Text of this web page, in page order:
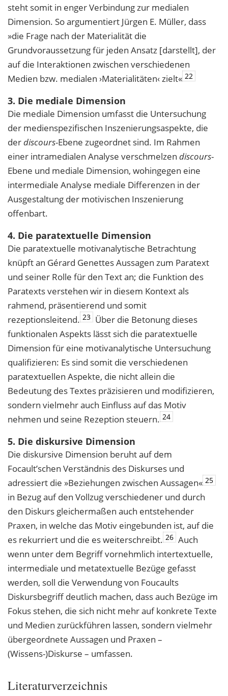
steht somit in enger Verbindung zur medialen
Dimension. So argumentiert Jürgen E. Müller, dass
»die Frage nach der Materialität die
Grundvoraussetzung für jeden Ansatz [darstellt], der
auf die Interaktionen zwischen verschiedenen
Medien bzw. medialen ›Materialitäten‹ zielt« 22
3. Die mediale Dimension
Die mediale Dimension umfasst die Untersuchung
der medienspezifischen Inszenierungsaspekte, die
derdiscours-Ebene zugeordnet sind. Im Rahmen
einer intramedialen Analyse verschmelzen discours-
Ebene und mediale Dimension, wohingegen eine
intermediale Analyse mediale Differenzen in der
Ausgestaltung der motivischen Inszenierung
offenbart.
4. Die paratextuelle Dimension
Die paratextuelle motivanalytische Betrachtung
knüpft an Gérard Genettes Aussagen zum Paratext
und seiner Rolle für den Text an; die Funktion des
Paratexts verstehen wir in diesem Kontext als
rahmend, präsentierend und somit
rezeptionsleitend. 23 Über die Betonung dieses
funktionalen Aspekts lässt sich die paratextuelle
Dimension für eine motivanalytische Untersuchung
qualifizieren: Es sind somit die verschiedenen
paratextuellen Aspekte, die nicht allein die
Bedeutung des Textes präzisieren und modifizieren,
sondern vielmehr auch Einfluss auf das Motiv
nehmen und seine Rezeption steuern. 24
5. Die diskursive Dimension
Die diskursive Dimension beruht auf dem
Focault’schen Verständnis des Diskurses und
adressiert die »Beziehungen zwischen Aussagen« 25
in Bezug auf den Vollzug verschiedener und durch
den Diskurs gleichermaßen auch entstehender
Praxen, in welche das Motiv eingebunden ist, auf die
es rekurriert und die es weiterschreibt. 26 Auch
wenn unter dem Begriff vornehmlich intertextuelle,
intermediale und metatextuelle Bezüge gefasst
werden, soll die Verwendung von Foucaults
Diskursbegriff deutlich machen, dass auch Bezüge im
Fokus stehen, die sich nicht mehr auf konkrete Texte
und Medien zurückführen lassen, sondern vielmehr
übergeordnete Aussagen und Praxen –
(Wissens-)Diskurse – umfassen.
Literaturverzeichnis